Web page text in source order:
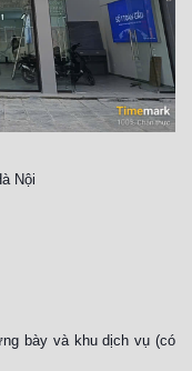
Nội
bày và khu dịch vụ (có